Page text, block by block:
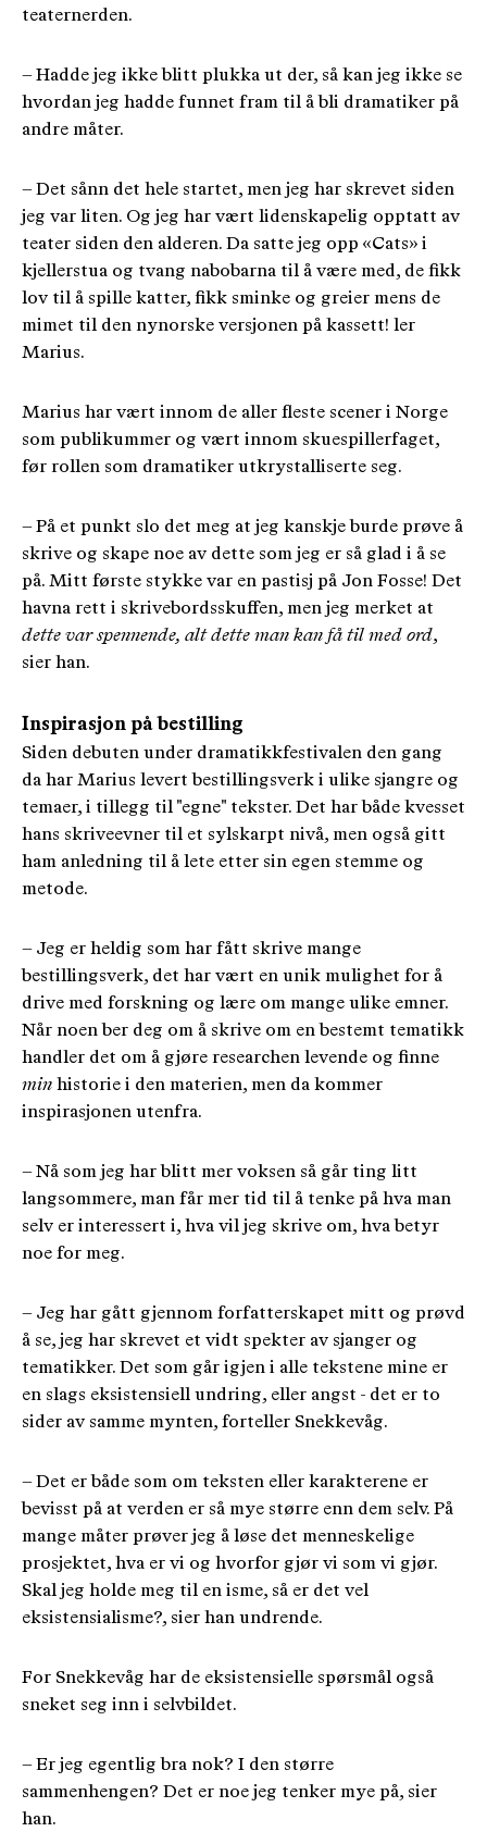
teaternerden.
– Hadde jeg ikke blitt plukka ut der, så kan jeg ikke se
hvordan jeg hadde funnet fram til å bli dramatiker på
andre måter.
– Det sånn det hele startet, men jeg har skrevet siden
jeg var liten. Og jeg har vært lidenskapelig opptatt av
teater siden den alderen. Da satte jeg opp «Cats» i
kjellerstua og tvang nabobarna til å være med, de fikk
lov til å spille katter, fikk sminke og greier mens de
mimet til den nynorske versjonen på kassett! ler
Marius.
Marius har vært innom de aller fleste scener i Norge
som publikummer og vært innom skuespillerfaget,
før rollen som dramatiker utkrystalliserte seg.
– På et punkt slo det meg at jeg kanskje burde prøve å
skrive og skape noe av dette som jeg er så glad i å se
på. Mitt første stykke var en pastisj på Jon Fosse! Det
havna rett i skrivebordsskuffen, men jeg merket at
dette var spennende, alt dette man kan få til med ord,
sier han.
Inspirasjon på bestilling
Siden debuten under dramatikkfestivalen den gang
da har Marius levert bestillingsverk i ulike sjangre og
temaer, i tillegg til "egne" tekster. Det har både kvesset
hans skriveevner til et sylskarpt nivå, men også gitt
ham anledning til å lete etter sin egen stemme og
metode.
– Jeg er heldig som har fått skrive mange
bestillingsverk, det har vært en unik mulighet for å
drive med forskning og lære om mange ulike emner.
Når noen ber deg om å skrive om en bestemt tematikk
handler det om å gjøre researchen levende og finne
min historie i den materien, men da kommer
inspirasjonen utenfra.
– Nå som jeg har blitt mer voksen så går ting litt
langsommere, man får mer tid til å tenke på hva man
selv er interessert i, hva vil jeg skrive om, hva betyr
noe for meg.
– Jeg har gått gjennom forfatterskapet mitt og prøvd
å se, jeg har skrevet et vidt spekter av sjanger og
tematikker. Det som går igjen i alle tekstene mine er
en slags eksistensiell undring, eller angst - det er to
sider av samme mynten, forteller Snekkevåg.
– Det er både som om teksten eller karakterene er
bevisst på at verden er så mye større enn dem selv. På
mange måter prøver jeg å løse det menneskelige
prosjektet, hva er vi og hvorfor gjør vi som vi gjør.
Skal jeg holde meg til en isme, så er det vel
eksistensialisme?, sier han undrende.
For Snekkevåg har de eksistensielle spørsmål også
sneket seg inn i selvbildet.
– Er jeg egentlig bra nok? I den større
sammenhengen? Det er noe jeg tenker mye på, sier
han.